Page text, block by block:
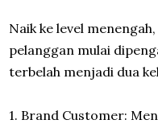
Naik ke level
pelanggan mulai
terbelah menjadi dua
1. Brand Customer: